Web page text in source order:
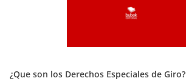
¿Que son los Derechos Especiales de Giro?